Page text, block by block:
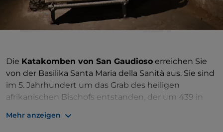
Die Katakomben von San Gaudioso erreichen Sie
von der Basilika Santa Maria della Sanità aus. Sie sind
im 5. Jahrhundert um das Grab des heiligen
afrikanischen Bischofs entstanden, der um 439 in
beherbergen Fresken und Mosaike aus dem 5. und
Mehr anzeigen